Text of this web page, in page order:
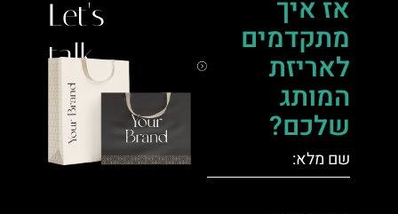
אז איך
מתקדמים
לאריזת
המותג
שלכם?
Let's
talk.